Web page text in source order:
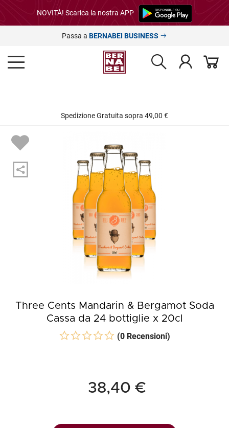
NOVITÀ! Scarica la nostra APP
Passa a BERNABEI BUSINESS
Spedizione Gratuita sopra 49,00 €
Three Cents Mandarin & Bergamot Soda
Cassa da 24 bottiglie x 20cl
(0 Recensioni)
38,40 €